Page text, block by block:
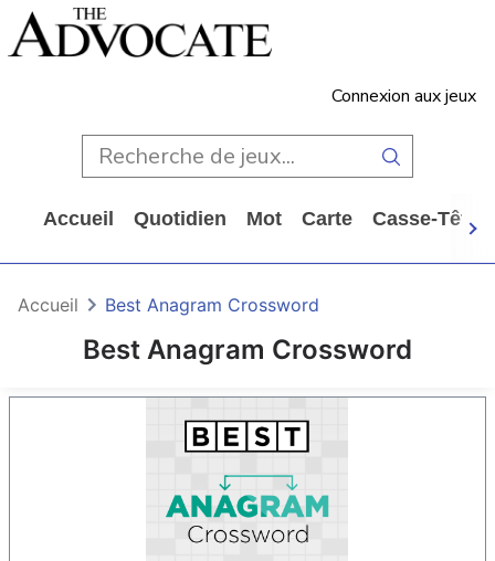
Connexion aux jeux
Accueil Quotidien Mot Carte Casse-Tête
Best Anagram Crossword
Accueil Best Anagram Crossword